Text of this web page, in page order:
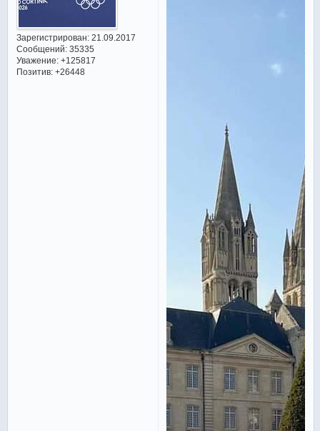
Зарегистрирован: 21.09.2017
Сообщений:35335
Уважение: +125817
Позитив: +26448